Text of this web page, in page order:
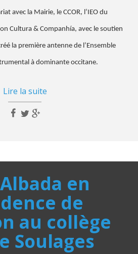
avec la Mairie, le CCOR, l’IEO du
Cultura & Companhía, avec le soutien
la première antenne de l’Ensemble
à dominante occitane.
Lire la suite
en
de
au collège
Soulages